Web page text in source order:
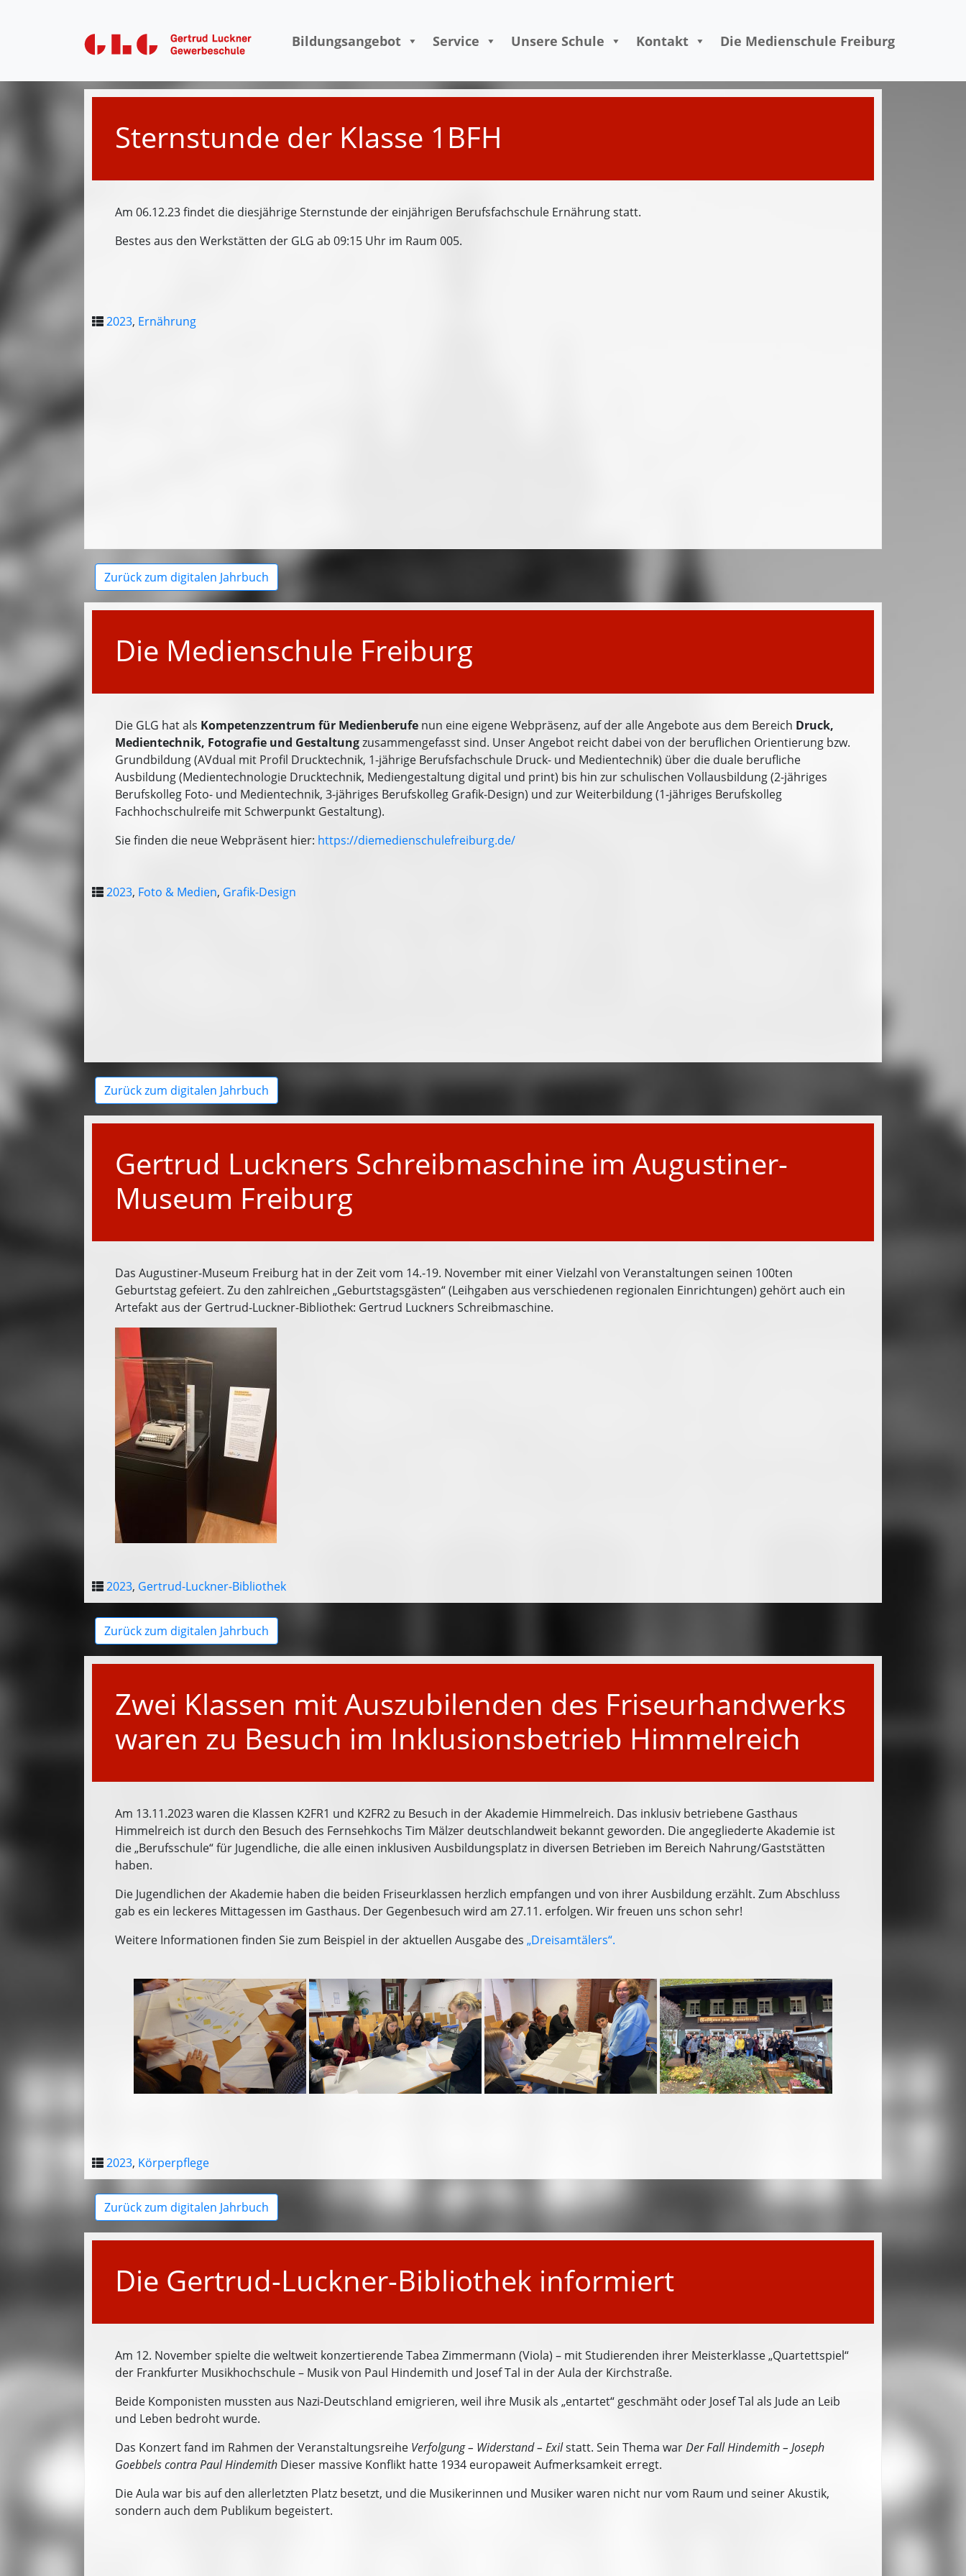
Bildungsangebot Service Unsere Schule Kontakt Die Medienschule Freiburg
Sternstunde der Klasse 1BFH
Am 06.12.23 findet die diesjährige Sternstunde der einjährigen Berufsfachschule Ernährung statt.
Bestes aus den Werkstätten der GLG ab 09:15 Uhr im Raum 005.
2023, Ernährung
Zurück zum digitalen Jahrbuch
Die Medienschule Freiburg
Die GLG hat als Kompetenzzentrum für Medienberufe nun eine eigene Webpräsenz, auf der alle Angebote aus dem Bereich Druck,
Medientechnik, Fotografie und Gestaltungzusammengefasst sind. Unser Angebot reicht dabei von der beruflichen Orientierung bzw.
Grundbildung (AVdual mit Profil Drucktechnik, 1-jährige Berufsfachschule Druck- und Medientechnik) über die duale berufliche
Ausbildung (Medientechnologie Drucktechnik, Mediengestaltung digital und print) bis hin zur schulischen Vollausbildung (2-jähriges
Berufskolleg Foto- und Medientechnik, 3-jähriges Berufskolleg Grafik-Design) und zur Weiterbildung (1-jähriges Berufskolleg
Fachhochschulreife mit Schwerpunkt Gestaltung).
Sie finden die neue Webpräsent hier: https://diemedienschulefreiburg.de/
2023, Foto & Medien, Grafik-Design
Zurück zum digitalen Jahrbuch
Gertrud Luckners Schreibmaschine im Augustiner-
Museum Freiburg
Das Augustiner-Museum Freiburg hat in der Zeit vom 14.-19. November mit einer Vielzahl von Veranstaltungen seinen 100ten
Geburtstag gefeiert. Zu den zahlreichen „Geburtstagsgästen“ (Leihgaben aus verschiedenen regionalen Einrichtungen) gehört auch ein
Artefakt aus der Gertrud-Luckner-Bibliothek: Gertrud Luckners Schreibmaschine.
2023, Gertrud-Luckner-Bibliothek
Zurück zum digitalen Jahrbuch
Zwei Klassen mit Auszubilenden des Friseurhandwerks
waren zu Besuch im Inklusionsbetrieb Himmelreich
Am 13.11.2023 waren die Klassen K2FR1 und K2FR2 zu Besuch in der Akademie Himmelreich. Das inklusiv betriebene Gasthaus
Himmelreich ist durch den Besuch des Fernsehkochs Tim Mälzer deutschlandweit bekannt geworden. Die angegliederte Akademie ist
die „Berufsschule“ für Jugendliche, die alle einen inklusiven Ausbildungsplatz in diversen Betrieben im Bereich Nahrung/Gaststätten
haben.
Die Jugendlichen der Akademie haben die beiden Friseurklassen herzlich empfangen und von ihrer Ausbildung erzählt. Zum Abschluss
gab es ein leckeres Mittagessen im Gasthaus. Der Gegenbesuch wird am 27.11. erfolgen. Wir freuen uns schon sehr!
Weitere Informationen finden Sie zum Beispiel in der aktuellen Ausgabe des „Dreisamtälers“.
2023, Körperpflege
Zurück zum digitalen Jahrbuch
Die Gertrud-Luckner-Bibliothek informiert
Am 12. November spielte die weltweit konzertierende Tabea Zimmermann (Viola) – mit Studierenden ihrer Meisterklasse „Quartettspiel“
der Frankfurter Musikhochschule – Musik von Paul Hindemith und Josef Tal in der Aula der Kirchstraße.
Beide Komponisten mussten aus Nazi-Deutschland emigrieren, weil ihre Musik als „entartet“ geschmäht oder Josef Tal als Jude an Leib
und Leben bedroht wurde.
Das Konzert fand im Rahmen der Veranstaltungsreihe Verfolgung – Widerstand – Exilstatt. Sein Thema warDer Fall Hindemith – Joseph
Goebbels contra Paul Hindemith Dieser massive Konflikt hatte 1934 europaweit Aufmerksamkeit erregt.
Die Aula war bis auf den allerletzten Platz besetzt, und die Musikerinnen und Musiker waren nicht nur vom Raum und seiner Akustik,
sondern auch dem Publikum begeistert.